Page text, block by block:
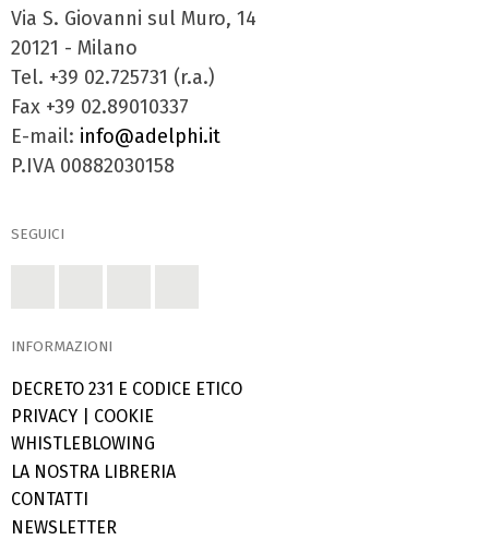
Via S. Giovanni sul Muro, 14
20121 - Milano
Tel. +39 02.725731 (r.a.)
Fax +39 02.89010337
E-mail: info@adelphi.it
P.IVA 00882030158
SEGUICI
INFORMAZIONI
DECRETO 231 E CODICE ETICO
PRIVACY
COOKIE
WHISTLEBLOWING
LA NOSTRA LIBRERIA
CONTATTI
NEWSLETTER